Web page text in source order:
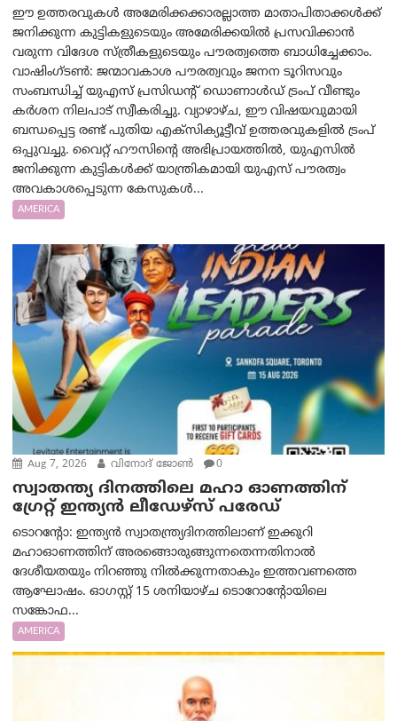
ഈ ഉത്തരവുകൾ അമേരിക്കക്കാരല്ലാത്ത മാതാപിതാക്കൾക്ക്
ജനിക്കുന്ന കുട്ടികളുടെയും അമേരിക്കയിൽ പ്രസവിക്കാൻ
വരുന്ന വിദേശ സ്ത്രീകളുടെയും പൗരത്വത്തെ ബാധിച്ചേക്കാം.
വാഷിംഗ്ടണ്‍: ജന്മാവകാശ പൗരത്വവും ജനന ടൂറിസവും
സംബന്ധിച്ച് യുഎസ് പ്രസിഡന്റ് ഡൊണാൾഡ് ട്രംപ് വീണ്ടും
കർശന നിലപാട് സ്വീകരിച്ചു. വ്യാഴാഴ്ച, ഈ വിഷയവുമായി
ബന്ധപ്പെട്ട രണ്ട് പുതിയ എക്സിക്യൂട്ടീവ് ഉത്തരവുകളിൽ ട്രംപ്
ഒപ്പുവച്ചു. വൈറ്റ് ഹൗസിന്റെ അഭിപ്രായത്തിൽ, യുഎസിൽ
ജനിക്കുന്ന കുട്ടികൾക്ക് യാന്ത്രികമായി യുഎസ് പൗരത്വം
അവകാശപ്പെടുന്ന കേസുകൾ...
AMERICA
Aug 7, 2026 വിനോദ് ജോൺ 0
സ്വാതന്ത്യ ദിനത്തിലെ മഹാ ഓണത്തിന്
ഗ്രേറ്റ് ഇന്ത്യൻ ലീഡേഴ്സ് പരേഡ്
ടൊറന്റോ: ഇന്ത്യൻ സ്വാതന്ത്ര്യദിനത്തിലാണ് ഇക്കുറി
മഹാഓണത്തിന് അരങ്ങൊരുങ്ങുന്നതെന്നതിനാൽ
ദേശീയതയും നിറഞ്ഞു നിൽക്കുന്നതാകും ഇത്തവണത്തെ
ആഘോഷം. ഓഗസ്റ്റ് 15 ശനിയാഴ്ച ടൊറോന്റോയിലെ
സങ്കോഫ...
AMERICA